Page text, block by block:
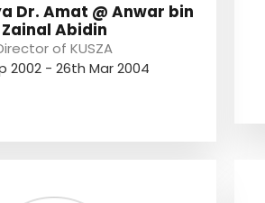
Dr. Amat @ Anwar bin
Zainal Abidin
of KUSZA
2002 - 26th Mar 2004